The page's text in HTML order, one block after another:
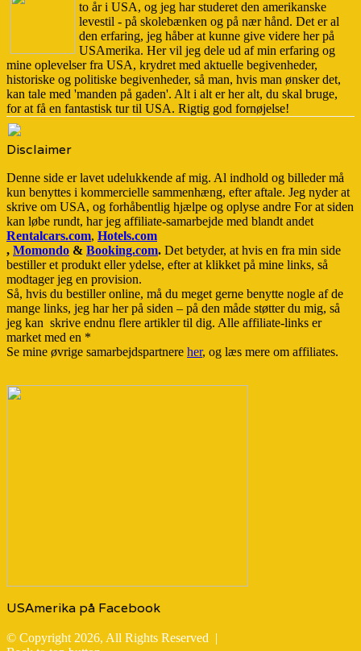
to år i USA, og jeg har studeret den amerikanske
levestil - på skolebænken og på nær hånd. Det er al
den erfaring, jeg håber at kunne give videre her på
USAmerika. Her vil jeg dele ud af min erfaring og
mine oplevelser fra USA, krydret med aktuelle begivenheder,
historiske og politiske begivenheder, så man, hvis man ønsker det,
kan tale med 'manden på gaden'. Alt i alt er her alt, du skal bruge,
for at få en fantastisk tur til USA. Rigtig god fornøjelse!
Disclaimer
Denne side er lavet udelukkende af mig. Al indhold og billeder må
kun benyttes i kommercielle sammenhæng, efter aftale. Jeg nyder at
skrive om USA, og forhåbentlig hjælpe og oplyse andre For at siden
kan løbe rundt, har jeg affiliate-samarbejde med blandt andet
Rentalcars.com, Hotels.com
, Momondo & Booking.com. Det betyder, at hvis en fra min side
bestiller et produkt eller ydelse, efter at klikket på mine links, så
modtager jeg en provision.
Så, hvis du bestiller online, må du meget gerne benytte nogle af de
mange links, jeg har her på siden – på den måde støtter du mig, så
jeg kan skrive endnu flere artikler til dig. Alle affiliate-links er
market med en *
Se mine øvrige samarbejdspartnere her, og læs mere om affiliates.
USAmerika på Facebook
© Copyright 2026, All Rights Reserved |